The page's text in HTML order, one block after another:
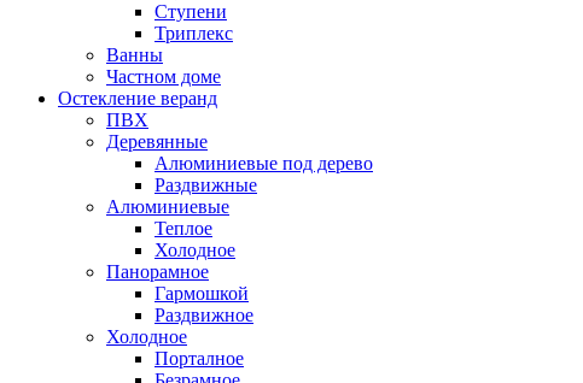
Ступени
Триплекс
Ванны
Частном доме
Остекление веранд
ПВХ
Деревянные
Алюминиевые под дерево
Раздвижные
Алюминиевые
Теплое
Холодное
Панорамное
Гармошкой
Раздвижное
Холодное
Порталное